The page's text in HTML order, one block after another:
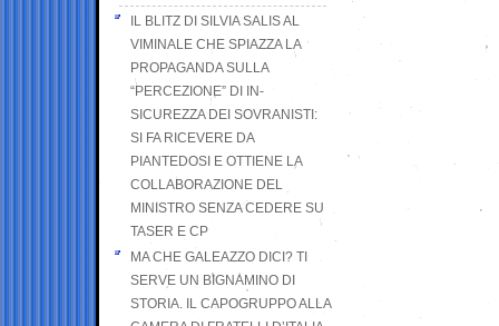
IL BLITZ DI SILVIA SALIS AL
VIMINALE CHE SPIAZZA LA
PROPAGANDA SULLA
“PERCEZIONE” DI IN-
SICUREZZA DEI SOVRANISTI:
SI FA RICEVERE DA
PIANTEDOSI E OTTIENE LA
COLLABORAZIONE DEL
MINISTRO SENZA CEDERE SU
TASER E CP
MA CHE GALEAZZO DICI? TI
SERVE UN BIGNAMINO DI
STORIA. IL CAPOGRUPPO ALLA